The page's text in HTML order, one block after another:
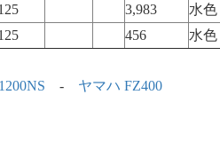
3,983
水色
456 水色
- ヤマハ FZ400